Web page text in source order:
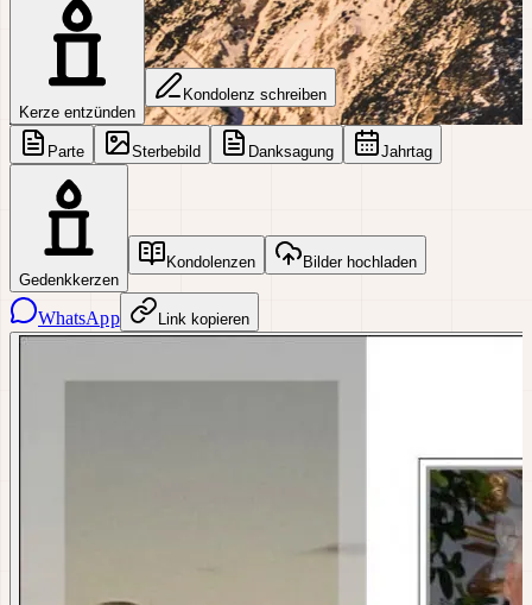
Kerze entzünden
Kondolenz schreiben
Parte Sterbebild Danksagung Jahrtag
Gedenkkerzen
Kondolenzen Bilder hochladen
WhatsApp Link kopieren